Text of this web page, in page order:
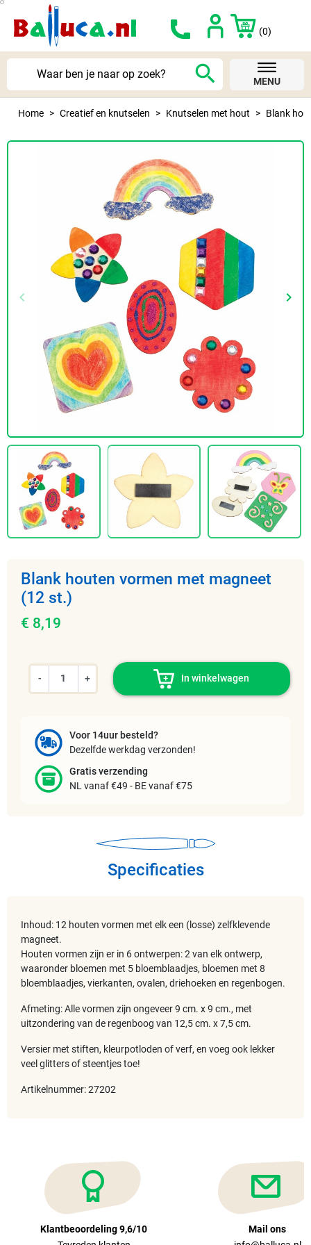
(0)
search MENU
Home Creatief en knutselen Knutselen met hout Blank
Vorige
keyboard_arrow_left keyboard_arrow_right
Blank houten vormen met magneet
(12 st.)
€ 8,19
- + In winkelwagen
Voor 14uur besteld?
Dezelfde werkdag verzonden!
Gratis verzending
NL vanaf €49 - BE vanaf €75
Specificaties
Inhoud: 12 houten vormen met elk een (losse) zelfklevende
magneet.
Houten vormen zijn er in 6 ontwerpen: 2 van elk ontwerp,
waaronder bloemen met 5 bloemblaadjes, bloemen met 8
bloemblaadjes, vierkanten, ovalen, driehoeken en regenbogen.
Afmeting: Alle vormen zijn ongeveer 9 cm. x 9 cm., met
uitzondering van de regenboog van 12,5 cm. x 7,5 cm.
Versier met stiften, kleurpotloden of verf, en voeg ook lekker
veel glitters of steentjes toe!
Artikelnummer: 27202
Klantbeoordeling 9,6/10
Mail ons